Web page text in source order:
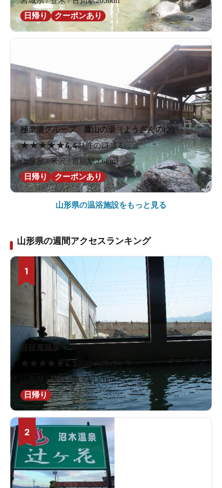
日帰り
クーポンあり
極楽湯グループ 鷹山の湯（ようざんのゆ）
★★★★★4.441件の口コミ
山形県 / 米沢 / 置賜駅2.6km
日帰り
クーポンあり
山形県の温浴施設をもっと見る
山形県の週間アクセスランキング
1
百目鬼温泉
★ ★ ★ ★ ★4.2
20件の口コミ
山形県 / 山形 / 蔵王駅3.1km
日帰り
2